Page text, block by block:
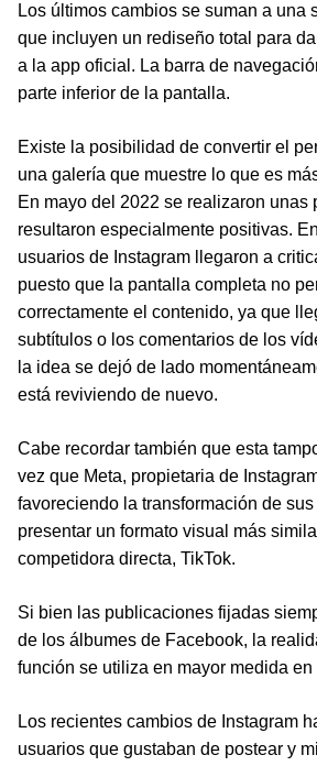
Los últimos cambios se suman a una
que incluyen un rediseño total para
a la app oficial. La barra de
parte inferior de la pantalla.
Existe la posibilidad de convertir el
una galería que muestre lo que es
En mayo del 2022 se realizaron unas
resultaron especialmente positivas.
usuarios de Instagram llegaron a
puesto que la pantalla completa no
correctamente el contenido, ya que
subtítulos o los comentarios de los
la idea se dejó de lado
está reviviendo de nuevo.
Cabe recordar también que esta
vez que Meta, propietaria de
favoreciendo la transformación de
presentar un formato visual más
competidora directa, TikTok.
Si bien las publicaciones fijadas
de los álbumes de Facebook, la
función se utiliza en mayor medida en
Los recientes cambios de Instagram
usuarios que gustaban de postear y